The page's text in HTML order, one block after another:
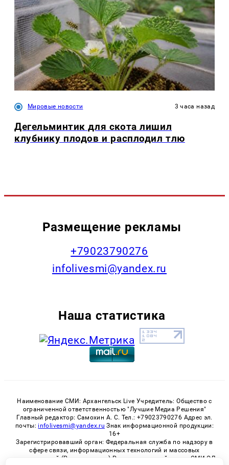
Мировые новости 3 часа назад
Дегельминтик для скота лишил
клубнику плодов и расплодил тлю
Размещение рекламы
+79023790276
infolivesmi@yandex.ru
Наша статистика
Наименование СМИ: Архангельск Live Учредитель: Общество с
ограниченной ответственностью "Лучшие Медиа Решения"
Главный редактор: Самохин А. С. Тел.: +79023790276 Адрес эл.
почты: infolivesmi@yandex.ru Знак информационной продукции:
16+
Зарегистрировавший орган: Федеральная служба по надзору в
сфере связи, информационных технологий и массовых
коммуникаций (Роскомнадзор) Регистрационный номер СМИ ЭЛ